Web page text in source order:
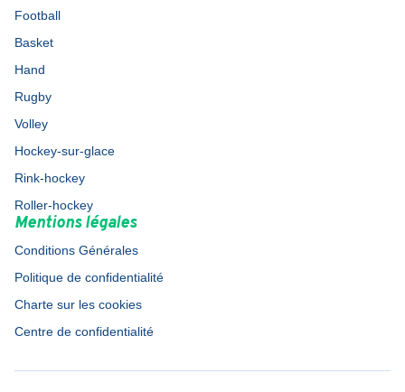
Football
Basket
Hand
Rugby
Volley
Hockey-sur-glace
Rink-hockey
Roller-hockey
Mentions légales
Conditions Générales
Politique de confidentialité
Charte sur les cookies
Centre de confidentialité